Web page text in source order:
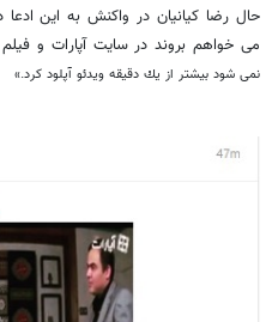
حال رضا کیانیان در واکنش به این
مى خواهم بروند در سايت آپارات و فيلم
نمى شود بيشتر از يك دقيقه ويدئو آپلود كرد.»